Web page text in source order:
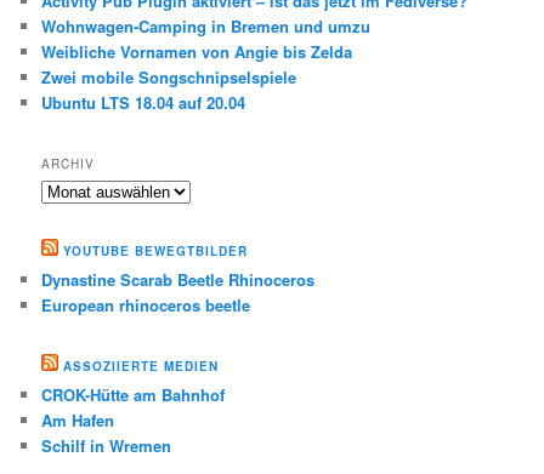
Wohnwagen-Camping in Bremen und umzu
Weibliche Vornamen von Angie bis Zelda
Zwei mobile Songschnipselspiele
Ubuntu LTS 18.04 auf 20.04
ARCHIV
Archiv
YOUTUBE BEWEGTBILDER
Dynastine Scarab Beetle Rhinoceros
European rhinoceros beetle
ASSOZIIERTE MEDIEN
CROK-Hütte am Bahnhof
Am Hafen
Schilf in Wremen